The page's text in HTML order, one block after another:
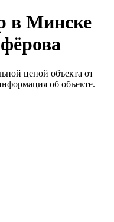
в Минске
ценой объекта от
об объекте.